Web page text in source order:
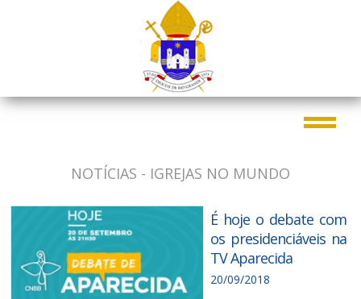
NOTÍCIAS - IGREJAS NO MUNDO
É hoje o debate com
os presidenciáveis na
TV Aparecida
20/09/2018